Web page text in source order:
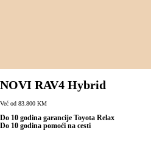
NOVI RAV4 Hybrid
Već od 83.800 KM
Do 10 godina garancije Toyota Relax
Do 10 godina pomoći na cesti